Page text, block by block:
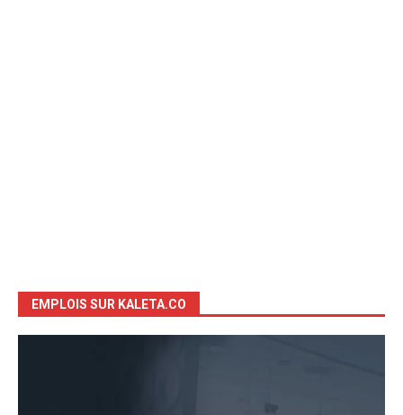
EMPLOIS SUR KALETA.CO